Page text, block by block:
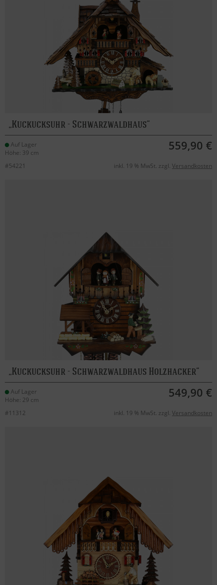
Kuckucksuhr - Schwarzwaldhaus
Auf Lager
Höhe: 39 cm
559,90 €
#54221 inkl. 19 % MwSt. zzgl. Versandkosten
Kuckucksuhr - Schwarzwaldhaus Holzhacker
Auf Lager
Höhe: 29 cm
549,90 €
#11312 inkl. 19 % MwSt. zzgl. Versandkosten